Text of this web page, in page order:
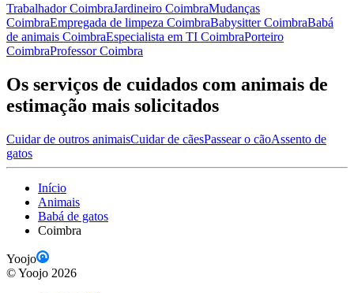
Trabalhador CoimbraJardineiro CoimbraMudanças
CoimbraEmpregada de limpeza CoimbraBabysitter CoimbraBabá
de animais CoimbraEspecialista em TI CoimbraPorteiro
CoimbraProfessor Coimbra
Os serviços de cuidados com animais de
estimação mais solicitados
Cuidar de outros animaisCuidar de cãesPassear o cãoAssento de
gatos
Início
Animais
Babá de gatos
Coimbra
Yoojo
©Yoojo 2026